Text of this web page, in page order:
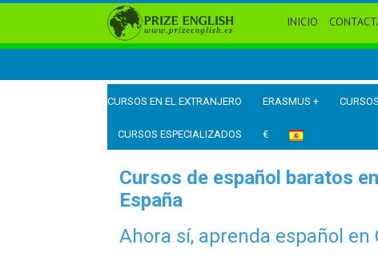
INICIO
CURSOS EN EL EXTRANJERO ERASMUS +
CURSOS ESPECIALIZADOS €
Cursos de español baratos
España
Ahora sí, aprenda español en